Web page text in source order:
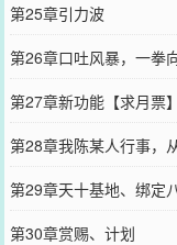
第25章引力波
第26章口吐风暴，一拳
第27章新功能【求月票】
第28章我陈某人行事，
第29章天十基地、绑定
第30章赏赐、计划